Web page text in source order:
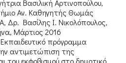
Βασιλική Αρτινοπούλου,
Αν. Καθηγητής Θωμάς
Βασίλης Ι. Νικολόπουλος,
Μάρτιος 2016
πρόγραμμα
αντιμετώπιση της
του εκφοβισμού στο δημοτικό